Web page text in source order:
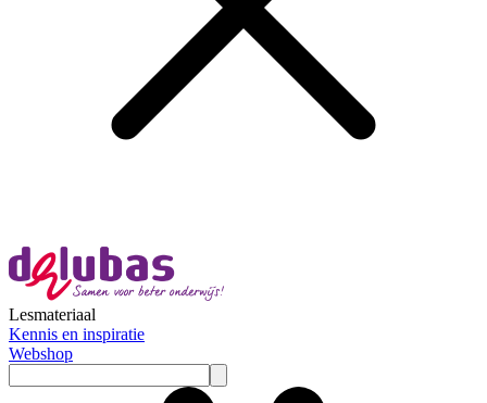
Lesmateriaal
Kennis en inspiratie
Webshop